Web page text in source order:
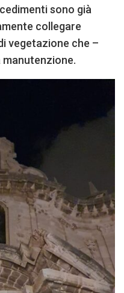
sono già
collegare
vegetazione che –
manutenzione.